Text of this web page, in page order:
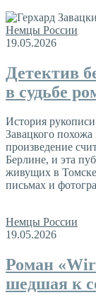
Немцы России
19.05.2026
Детектив
в судьбе
История
Завацкого
произведение
Берлине, и эта
живущих в
письмах и
Немцы России
19.05.2026
Роман «Wir
шедшая к